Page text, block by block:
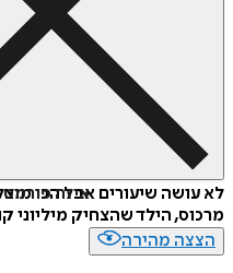
איזה
לא עושה שיעורים אבל הכי
מרכוס, הילד שהצחיק מיליוני
הצצה מהירה